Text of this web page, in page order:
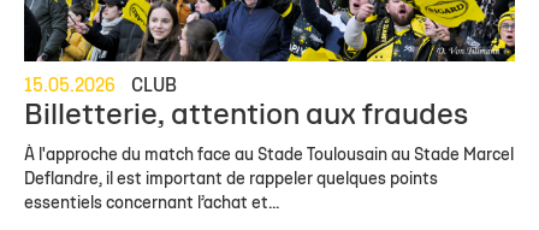
15.05.2026 CLUB
Billetterie, attention aux fraudes
À l'approche du match face au Stade Toulousain au Stade Marcel
Deflandre, il est important de rappeler quelques points
essentiels concernant l’achat et...